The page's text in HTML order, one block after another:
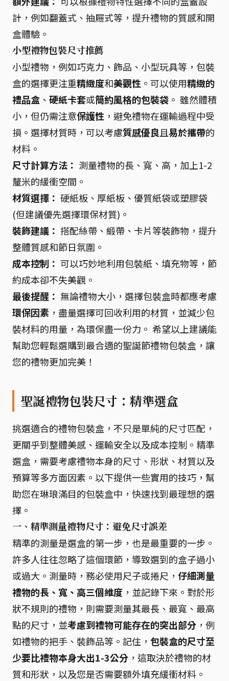
計，例如翻蓋式、抽屜式等，提升禮物的質感和開
盒體驗。
小型禮物包裝尺寸推薦
小型禮物，例如巧克力、飾品、小型玩具等，包裝
盒的選擇更注重精緻度和美觀性 。可以使用精緻的
禮品盒 、 硬紙卡套或簡約風格的包裝袋 。 雖然體積
小，但仍需注意保護性 ，避免禮物在運輸過程中受
損。選擇材質時，可以考慮質感優良且易於攜帶的
材料。
尺寸計算方法： 測量禮物的長、寬、高，加上1-2
釐米的緩衝空間。
材質選擇： 硬紙板、厚紙板、優質紙袋或塑膠袋
(但建議優先選擇環保材質)。
裝飾建議： 搭配絲帶、緞帶、卡片等裝飾物，提升
整體質感和節日氛圍。
成本控制： 可以巧妙地利用包裝紙、填充物等，節
約成本卻不失美觀。
最後提醒： 無論禮物大小，選擇包裝盒時都應考慮
環保因素 ，盡量選擇可回收利用的材質，並減少包
裝材料的用量，為環保盡一份力。 希望以上建議能
幫助您輕鬆選購到最合適的聖誕節禮物包裝盒，讓
您的禮物更加完美！
聖誕禮物包裝尺寸：精準選盒
挑選適合的禮物包裝盒，不只是單純的尺寸匹配，
更關乎到整體美感、運輸安全以及成本控制。精準
選盒，需要考慮禮物本身的尺寸、形狀、材質以及
預算等多方面因素。以下提供一些實用的技巧，幫
助您在琳琅滿目的包裝盒中，快速找到最理想的選
擇。
一、精準測量禮物尺寸：避免尺寸誤差
精準的測量是選盒的第一步，也是最重要的一步。
許多人往往忽略了這個環節，導致選到的盒子過小
或過大。測量時，務必使用尺子或捲尺， 仔細測量
禮物的長、寬、高三個維度 ，並記錄下來。對於形
狀不規則的禮物，則需要測量其最長、最寬、最高
點的尺寸，並考慮到禮物可能存在的突出部分 ，例
如禮物的把手、裝飾品等。記住， 包裝盒的尺寸至
少要比禮物本身大出1-3公分 ，這取決於禮物的材
質和形狀，以及您是否需要額外填充緩衝材料。